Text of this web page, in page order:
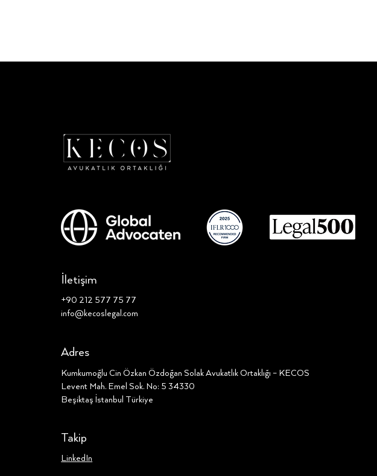
İletişim
+90 212 577 75 77
info@kecoslegal.com
Adres
Kumkumoğlu Cin Özkan Özdoğan Solak Avukatlık Ortaklığı – KECOS
Levent Mah. Emel Sok. No: 5 34330
Beşiktaş İstanbul Türkiye
Takip
LinkedIn